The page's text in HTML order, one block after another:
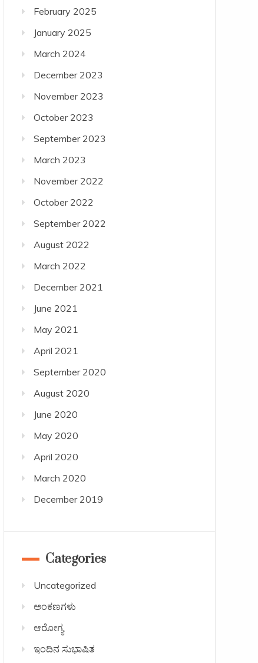
February 2025
January 2025
March 2024
December 2023
November 2023
October 2023
September 2023
March 2023
November 2022
October 2022
September 2022
August 2022
March 2022
December 2021
June 2021
May 2021
April 2021
September 2020
August 2020
June 2020
May 2020
April 2020
March 2020
December 2019
Categories
Uncategorized
ಅಂಕಣಗಳು
ಆರೋಗ್ಯ
ಇಂದಿನ ಸುಭಾಷಿತ